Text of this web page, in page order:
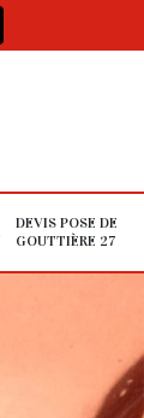
DEVIS POSE DE
GOUTTIÈRE 27